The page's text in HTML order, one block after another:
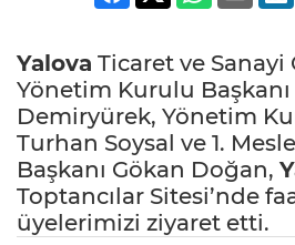
Yalova Ticaret ve Sanayi
Yönetim Kurulu
Demiryürek, Yönetim
Turhan Soysal ve 1.
Başkanı Gökan Doğan,
Toptancılar Sitesi’nde
üyelerimizi ziyaret etti.